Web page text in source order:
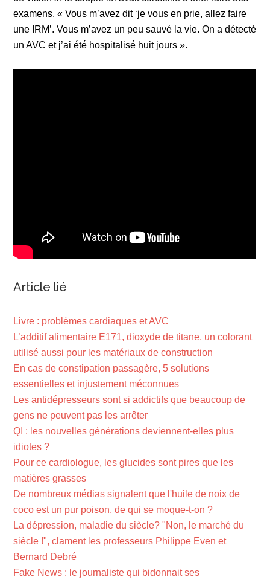
examens. « Vous m’avez dit ‘je vous en prie, allez faire
une IRM’. Vous m’avez un peu sauvé la vie. On a détecté
un AVC et j’ai été hospitalisé huit jours ».
Article lié
Livre : problèmes cardiaques et AVC
L’additif alimentaire E171, dioxyde de titane, un colorant
utilisé aussi pour les matériaux de construction
En cas de constipation passagère, 5 solutions
essentielles et injustement méconnues
Les antidépresseurs sont si addictifs que beaucoup de
gens ne peuvent pas les arrêter
QI : les nouvelles générations deviennent-elles plus
idiotes ?
Pour ce cardiologue, les glucides sont pires que les
matières grasses
De nombreux médias signalent que l'huile de noix de
coco est un pur poison, de qui se moque-t-on ?
La dépression, maladie du siècle? "Non, le marché du
siècle !", clament les professeurs Philippe Even et
Bernard Debré
Fake News : le journaliste qui bidonnait ses